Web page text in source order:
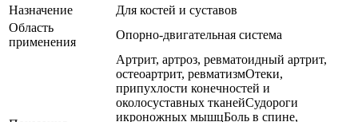
Назначение
Для костей и суставов
Область
применения
Опорно-двигательная система
Артрит, артроз, ревматоидный артрит,
остеоартрит, ревматизмОтеки,
припухлости конечностей и
околосуставных тканейСудороги
икроножных мышцБоль в спине,